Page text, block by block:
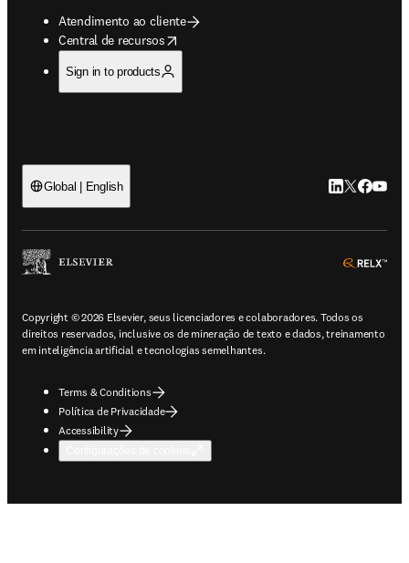
Atendimento ao cliente
Central de recursos
opens in new tab/window
Sign in to products
Global | English LinkedIn abre
Twitter
Copyright © 2026 Elsevier, seus licenciadores e colaboradores. Todos os
direitos reservados, inclusive os de mineração de texto e dados, treinamento
em inteligência artificial e tecnologias semelhantes.
Terms & Conditions
Política de Privacidade
Accessibility